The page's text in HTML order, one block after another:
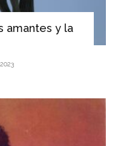
amantes y la